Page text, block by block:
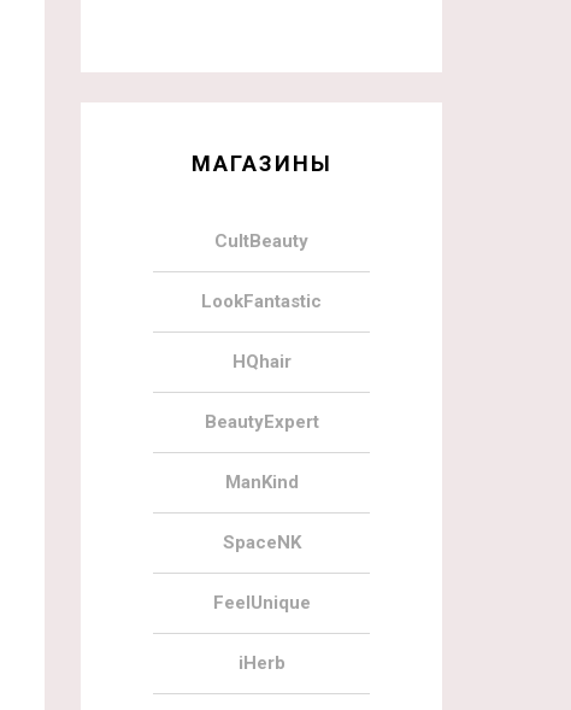
МАГАЗИНЫ
CultBeauty
LookFantastic
HQhair
BeautyExpert
ManKind
SpaceNK
FeelUnique
iHerb